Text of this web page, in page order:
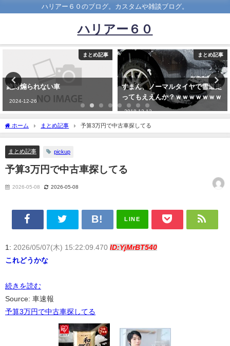
ハリアー６０のブログ。カスタムや雑談ブログ。
ハリアー６０
まとめ記事
すまん、ノーマルタイヤで雪道走
ってもええんか？ｗｗｗｗｗｗｗ
2018-12-12
まとめ記事
実際軽自動車に乗ってて困ったこ
とってある？
2023-06-10
ホーム まとめ記事 予算3万円で中古車探してる
まとめ記事 pickup
予算3万円で中古車探してる
2026-05-08 2026-05-08
LINE
1: 2026/05/07(木) 15:22:09.470 ID:YjMrBT540
これどうかな
続きを読む
Source: 車速報
予算3万円で中古車探してる